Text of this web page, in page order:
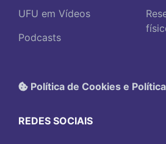
UFU em Vídeos
Podcasts
Política de Cookies e
REDES SOCIAIS